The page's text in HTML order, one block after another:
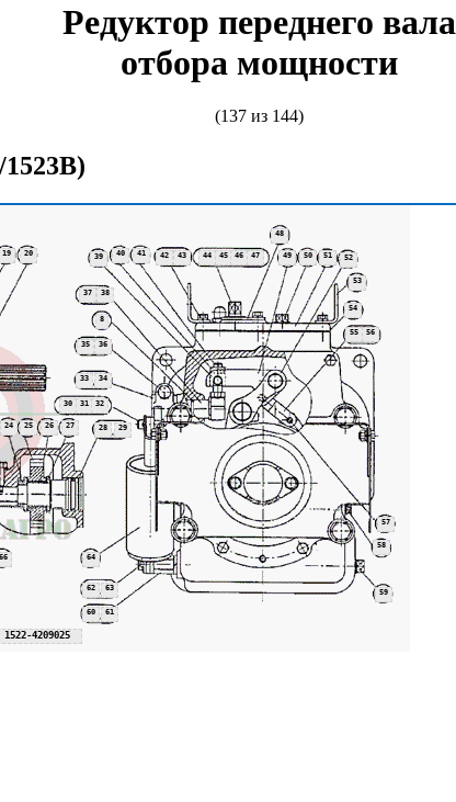
Редуктор переднего вала
отбора мощности
(137 из 144)
1523В)
1522-4209025
8
19 20
24 25 26 27 28 29
30 31 32
33 34
35 36
37 38
39 40 41 42 43 44 45 46 47
48
49 50 51 52
53
54
55 56
57
58
59
60 61
62 63
64
66